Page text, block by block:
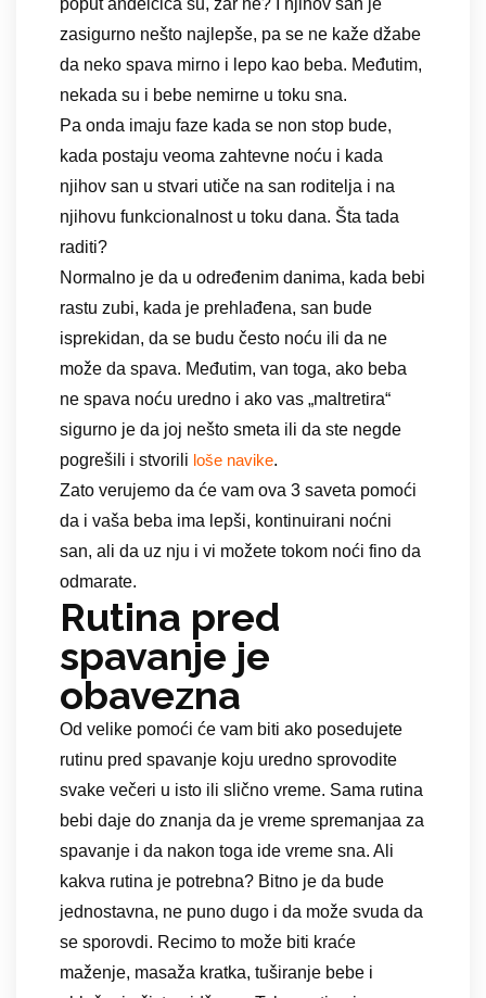
zasigurno nešto najlepše, pa se ne kaže džabe
da neko spava mirno i lepo kao beba. Međutim,
nekada su i bebe nemirne u toku sna.
Pa onda imaju faze kada se non stop bude,
kada postaju veoma zahtevne noću i kada
njihov san u stvari utiče na san roditelja i na
njihovu funkcionalnost u toku dana. Šta tada
raditi?
Normalno je da u određenim danima, kada bebi
rastu zubi, kada je prehlađena, san bude
isprekidan, da se budu često noću ili da ne
može da spava. Međutim, van toga, ako beba
ne spava noću uredno i ako vas „maltretira“
sigurno je da joj nešto smeta ili da ste negde
pogrešili i stvorili loše navike.
Zato verujemo da će vam ova 3 saveta pomoći
da i vaša beba ima lepši, kontinuirani noćni
san, ali da uz nju i vi možete tokom noći fino da
odmarate.
Rutina pred
spavanje je
obavezna
Od velike pomoći će vam biti ako posedujete
rutinu pred spavanje koju uredno sprovodite
svake večeri u isto ili slično vreme. Sama rutina
bebi daje do znanja da je vreme spremanjaa za
spavanje i da nakon toga ide vreme sna. Ali
kakva rutina je potrebna? Bitno je da bude
jednostavna, ne puno dugo i da može svuda da
se sporovdi. Recimo to može biti kraće
maženje, masaža kratka, tuširanje bebe i